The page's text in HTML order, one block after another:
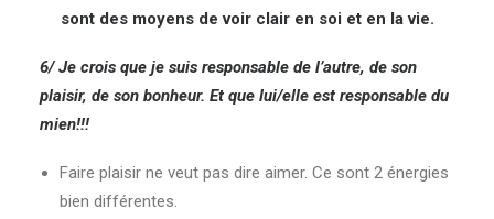
sont des moyens de voir clair en soi et en la vie.
6/ Je crois que je suis responsable de l’autre, de son
plaisir, de son bonheur. Et que lui/elle est responsable du
mien!!!
Faire plaisir ne veut pas dire aimer. Ce sont 2 énergies
bien différentes.